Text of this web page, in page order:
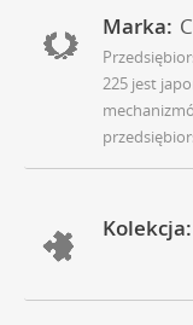
Marka:
225 jest
Kolekcja: